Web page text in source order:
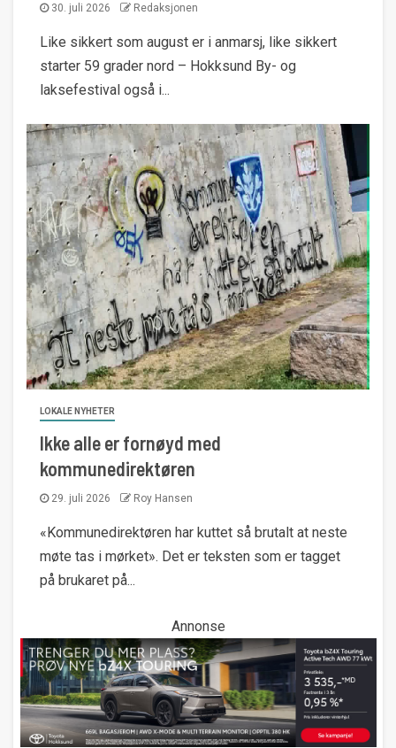
30. juli 2026 Redaksjonen
Like sikkert som august er i anmarsj, like sikkert
starter 59 grader nord – Hokksund By- og
laksefestival også i...
LOKALE NYHETER
Ikke alle er fornøyd med
kommunedirektøren
29. juli 2026 Roy Hansen
«Kommunedirektøren har kuttet så brutalt at neste
møte tas i mørket». Det er teksten som er tagget
på brukaret på...
Annonse